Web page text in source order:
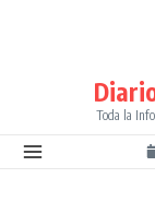
Toda la